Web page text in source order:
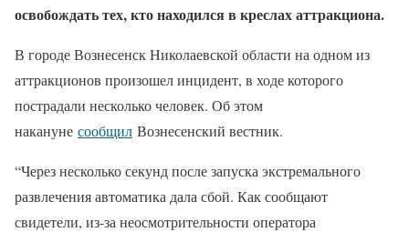
освобождать тех, кто находился в креслах аттракциона.
В городе Вознесенск Николаевской области на одном из
аттракционов произошел инцидент, в ходе которого
пострадали несколько человек. Об этом
накануне сообщил Вознесенский вестник.
“Через несколько секунд после запуска экстремального
развлечения автоматика дала сбой. Как сообщают
свидетели, из-за неосмотрительности оператора